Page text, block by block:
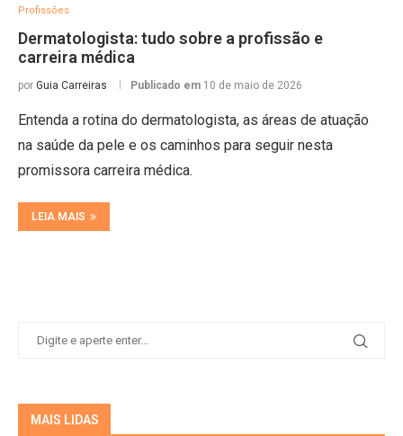
Profissões
Dermatologista: tudo sobre a profissão e
carreira médica
por Guia Carreiras Publicado em 10 de maio de 2026
Entenda a rotina do dermatologista, as áreas de atuação
na saúde da pele e os caminhos para seguir nesta
promissora carreira médica.
LEIA MAIS
MAIS LIDAS